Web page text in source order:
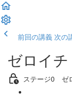
前回の講義 次の
ゼロイチ
ステージ0 ゼ